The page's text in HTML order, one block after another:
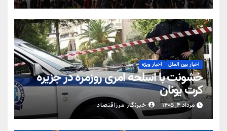
اخبار بین الملل اخبار ویژه
خشونت با اسلحه امری روزمره در جزیره
کرت یونان
مرداد ۴, ۱۴۰۵ خبرنگار مرزاقتصاد